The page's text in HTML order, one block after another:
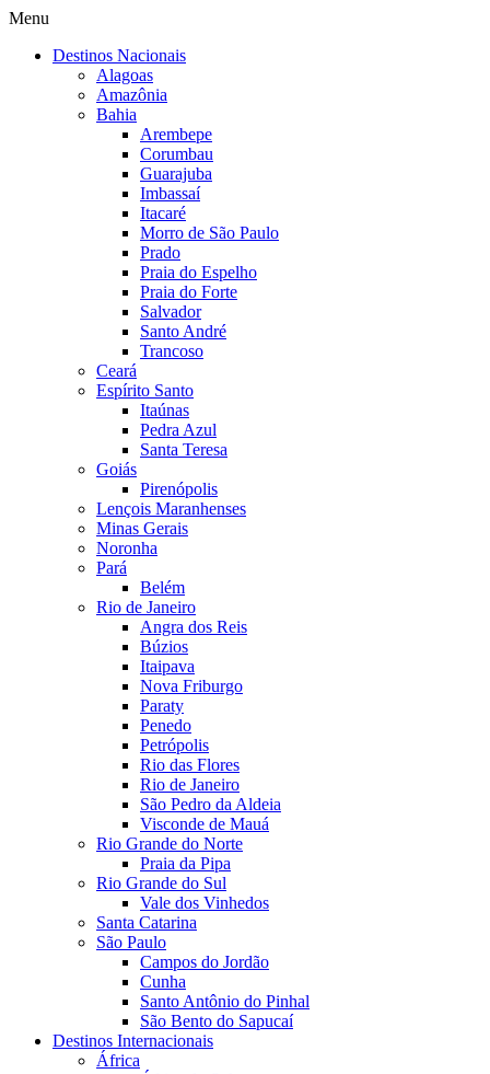
Menu
Destinos Nacionais
Alagoas
Amazônia
Bahia
Arembepe
Corumbau
Guarajuba
Imbassaí
Itacaré
Morro de São Paulo
Prado
Praia do Espelho
Praia do Forte
Salvador
Santo André
Trancoso
Ceará
Espírito Santo
Itaúnas
Pedra Azul
Santa Teresa
Goiás
Pirenópolis
Lençois Maranhenses
Minas Gerais
Noronha
Pará
Belém
Rio de Janeiro
Angra dos Reis
Búzios
Itaipava
Nova Friburgo
Paraty
Penedo
Petrópolis
Rio das Flores
Rio de Janeiro
São Pedro da Aldeia
Visconde de Mauá
Rio Grande do Norte
Praia da Pipa
Rio Grande do Sul
Vale dos Vinhedos
Santa Catarina
São Paulo
Campos do Jordão
Cunha
Santo Antônio do Pinhal
São Bento do Sapucaí
Destinos Internacionais
África